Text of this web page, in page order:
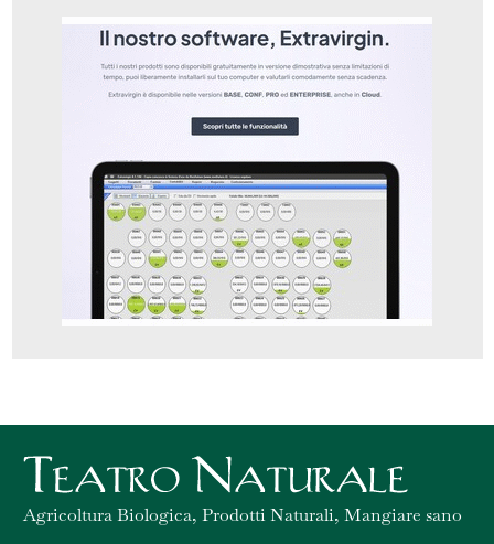
Agricoltura Biologica, Prodotti Naturali, Mangiare sano